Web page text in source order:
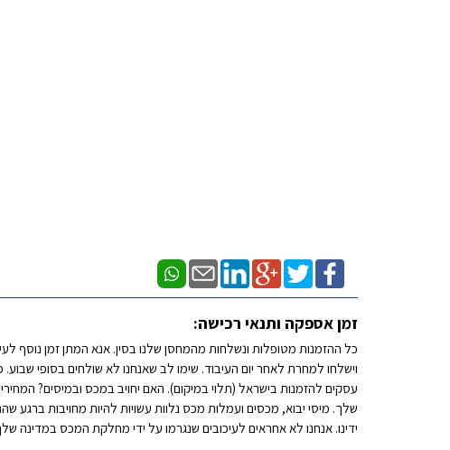
זמן אספקה ותנאי רכישה:
עסקים להזמנות בישראל (תלוי במיקום). האם יחויב במכס ובמיסים?
שלך. מיסי יבוא, מכסים ועמלות מכס נלוות עשויות להיות מחויבות
ידינו. אנחנו לא אחראים לעיכובים שנגרמו על ידי מחלקת המכס